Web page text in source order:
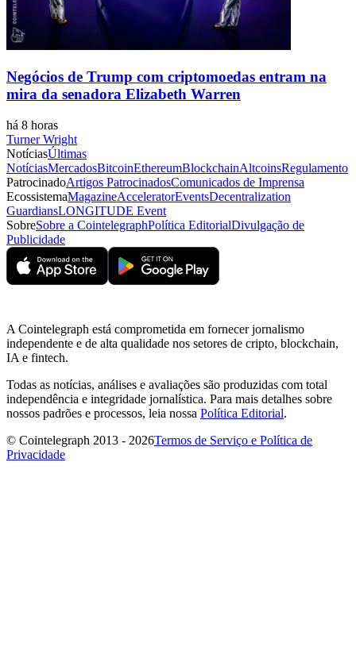
Negócios de Trump com criptomoedas entram na
mira da senadora Elizabeth Warren
há 8 horas
Turner Wright
NotíciasÚltimas
NotíciasMercadosBitcoinEthereumBlockchainAltcoinsRegulamento
PatrocinadoArtigos PatrocinadosComunicados de Imprensa
EcossistemaMagazineAcceleratorEventsDecentralization
GuardiansLONGITUDE Event
SobreSobre a CointelegraphPolítica EditorialDivulgação de
Publicidade
A Cointelegraph está comprometida em fornecer jornalismo
independente e de alta qualidade nos setores de cripto, blockchain,
IA e fintech.
Todas as notícias, análises e avaliações são produzidas com total
independência e integridade jornalística. Para mais detalhes sobre
nossos padrões e processos, leia nossa Política Editorial.
© Cointelegraph 2013 - 2026Termos de Serviço e Política de
Privacidade